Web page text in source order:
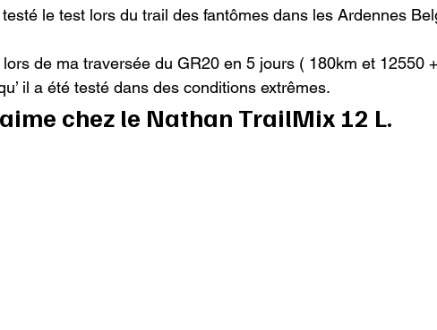
testé le test lors du trail des fantômes dans les Ardennes
lors de ma traversée du GR20 en 5 jours ( 180km et 12550
il a été testé dans des conditions extrêmes.
aime chez le Nathan TrailMix 12 L.